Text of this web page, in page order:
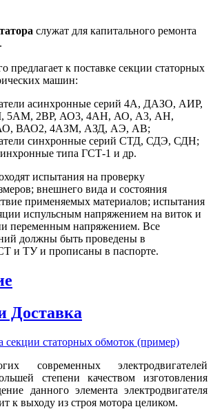
служат для капитального ремонта
предлагает к поставке секции статорных
машин:
асинхронные серий 4А, ДАЗО, АИР,
5АМ, 2ВР, АО3, 4АН, АО, А3, АН,
ВАО2, 4АЗМ, АЗД, АЭ, АВ;
синхронные серий СТД, СДЭ, СДН;
типа ГСТ-1 и др.
испытания на проверку
внешнего вида и состояния
применяемых материалов; испытания
испульсным напряжением на виток и
переменным напряжением. Все
должны быть проведены в
и ТУ и прописаны в паспорте.
Доставка
секции статорных обмоток (пример)
современных электродвигателей
степени качеством изготовления
данного элемента электродвигателя
к выходу из строя мотора целиком.